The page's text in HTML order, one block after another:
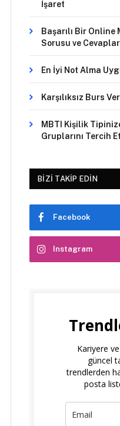
İşaret
Başarılı Bir
Sorusu ve
En İyi Not Alma
Karşılıksız Burs
MBTI Kişilik
Gruplarını Tercih
BIZI TAKIP EDIN
Facebook
Instagram
Kariyere
güncel
trendlerden
posta